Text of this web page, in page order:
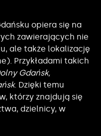
opiera się na
zawierających nie
ale także lokalizację
Przykładami takich
Gdańsk,
. Dzięki temu
którzy znajdują się
dzielnicy, w